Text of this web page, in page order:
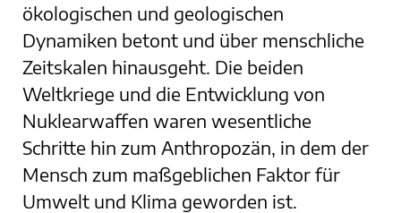
ökologischen und geologischen
Dynamiken betont und über menschliche
Zeitskalen hinausgeht. Die beiden
Weltkriege und die Entwicklung von
Nuklearwaffen waren wesentliche
Schritte hin zum Anthropozän, in dem der
Mensch zum maßgeblichen Faktor für
Umwelt und Klima geworden ist.